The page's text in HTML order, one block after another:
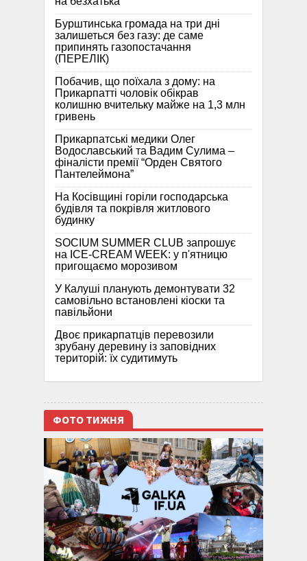
Бурштинська громада на три дні
залишеться без газу: де саме
припинять газопостачання
(ПЕРЕЛІК)
Побачив, що поїхала з дому: на
Прикарпатті чоловік обікрав
колишню вчительку майже на 1,3 млн
гривень
Прикарпатські медики Олег
Водославський та Вадим Сулима –
фіналісти премії “Орден Святого
Пантелеймона”
На Косівщині горіли господарська
будівля та покрівля житлового
будинку
SOCIUM SUMMER CLUB запрошує
на ICE-CREAM WEEK: у п'ятницю
пригощаємо морозивом
У Калуші планують демонтувати 32
самовільно встановлені кіоски та
павільйони
Двоє прикарпатців перевозили
зрубану деревину із заповідних
територій: їх судитимуть
ФОТО ТИЖНЯ